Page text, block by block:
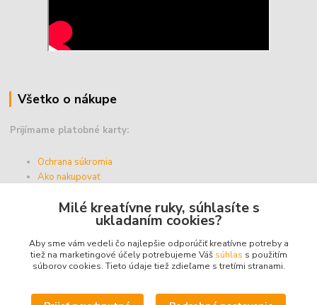
Všetko o nákupe
Prijímame platobné karty:
Ochrana súkromia
Ako nakupovať
Doprava a platba
Obchodné podmienky
Upravit sběr cookies.
Milé kreatívne ruky, súhlasíte s
ukladaním cookies?
Aby sme vám vedeli čo najlepšie odporúčiť kreatívne potreby a
tiež na marketingové účely potrebujeme Váš súhlas s použitím
súborov cookies. Tieto údaje tiež zdieľame s tretími stranami.